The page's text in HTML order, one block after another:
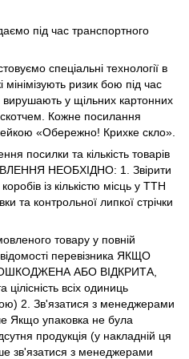
під час транспортного
спеціальні технології в
мінімізують ризик бою під час
вирушають у щільних картонних
Кожне посилання
«Обережно! Крихке скло».
посилки та кількість товарів
НЕОБХІДНО: 1. Звірити
із кількістю місць у ТТН
та контрольної липкої стрічки
товару у повній
перевізника ЯКЩО
АБО ВІДКРИТА,
цілісність всіх одиниць
2. Зв'язатися з менеджерами
Якщо упаковка не була
продукція (у накладній ця
зв'язатися з менеджерами